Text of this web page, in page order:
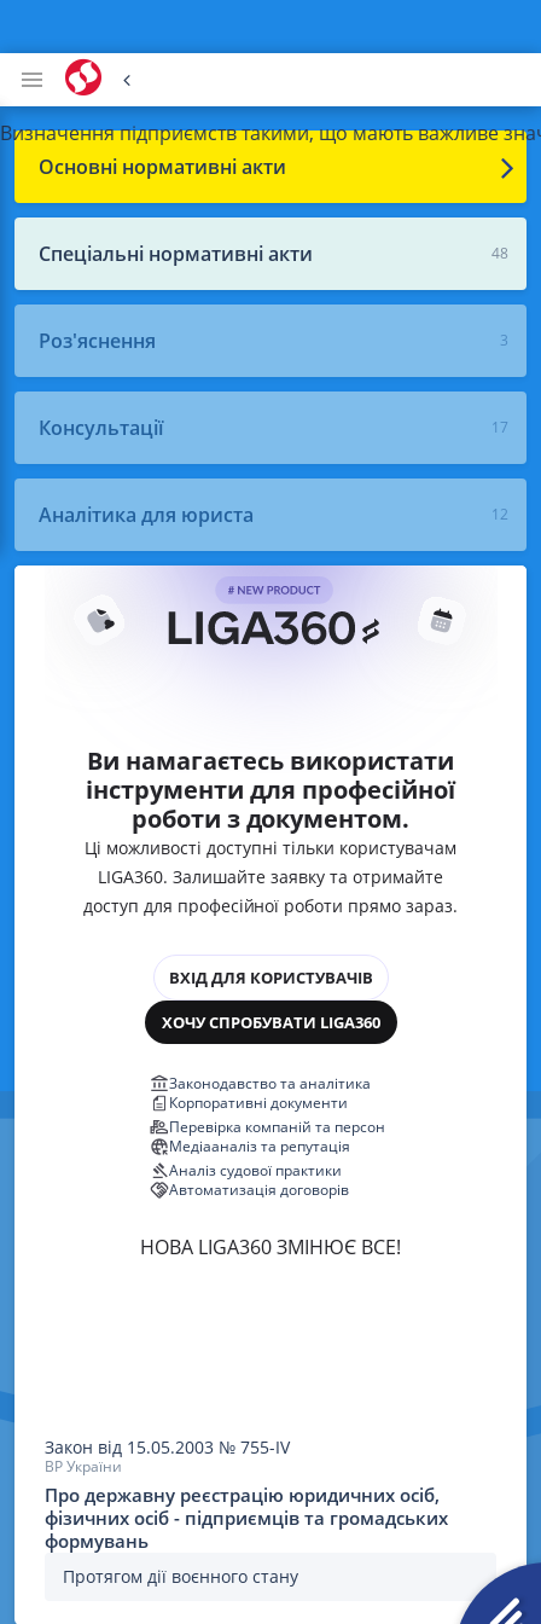
Визначення підприємств такими, що мають важливе
Основні нормативні акти
48
Спеціальні нормативні акти
3
Роз'яснення
17
Консультації
12
Аналітика для юриста
Ви намагаєтесь використати
інструменти для професійної
роботи з документом.
Ці можливості доступні тільки користувачам
LIGA360. Залишайте заявку та отримайте
доступ для професійної роботи прямо зараз.
ВХІД ДЛЯ КОРИСТУВАЧІВ
ХОЧУ СПРОБУВАТИ LIGA360
Законодавство та аналітика
Корпоративні документи
Перевірка компаній та персон
Медіааналіз та репутація
Аналіз судової практики
Автоматизація договорів
НОВА LIGA360 ЗМІНЮЄ ВСЕ!
Закон від 15.05.2003 № 755-IV
ВР України
Про державну реєстрацію юридичних осіб,
фізичних осіб - підприємців та громадських
формувань
Протягом дії воєнного стану